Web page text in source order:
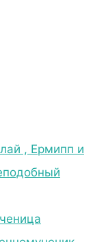
, Ермипп и